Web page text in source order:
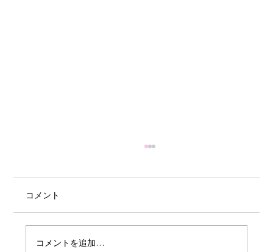
コメント
コメントを追加…